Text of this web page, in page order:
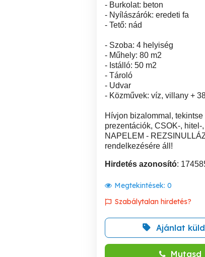
- Burkolat: beton
- Nyílászárók: eredeti fa
- Tető: nád
- Szoba: 4 helyiség
- Műhely: 80 m2
- Istálló: 50 m2
- Tároló
- Udvar
- Közművek: víz, villany +
Hívjon bizalommal,
prezentációk, CSOK-,
NAPELEM -
rendelkezésére áll!
Hirdetés azonosító:
Megtekintések: 0
Szabálytalan hirdetés?
Ajánlat
Mutasd